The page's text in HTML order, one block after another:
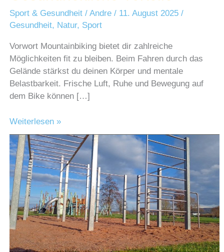
Sport & Gesundheit /Andre/ 11. August 2025/
Gesundheit, Natur, Sport
Vorwort Mountainbiking bietet dir zahlreiche
Möglichkeiten fit zu bleiben. Beim Fahren durch das
Gelände stärkst du deinen Körper und mentale
Belastbarkeit. Frische Luft, Ruhe und Bewegung auf
dem Bike können […]
Mountainbiking
–
Gesundheitliche
Vorteile
Weiterlesen »